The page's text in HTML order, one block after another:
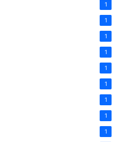
1
1
1
1
1
1
1
1
1